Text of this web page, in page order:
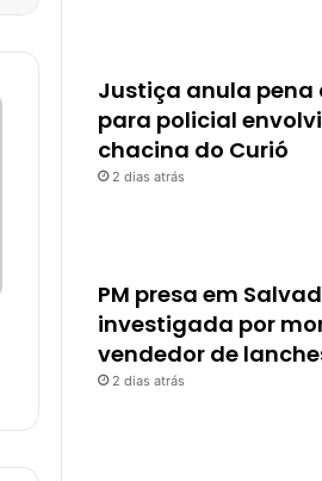
Justiça anula pena
para policial
chacina do Curió
2 dias atrás
PM presa em
investigada por
vendedor de
2 dias atrás